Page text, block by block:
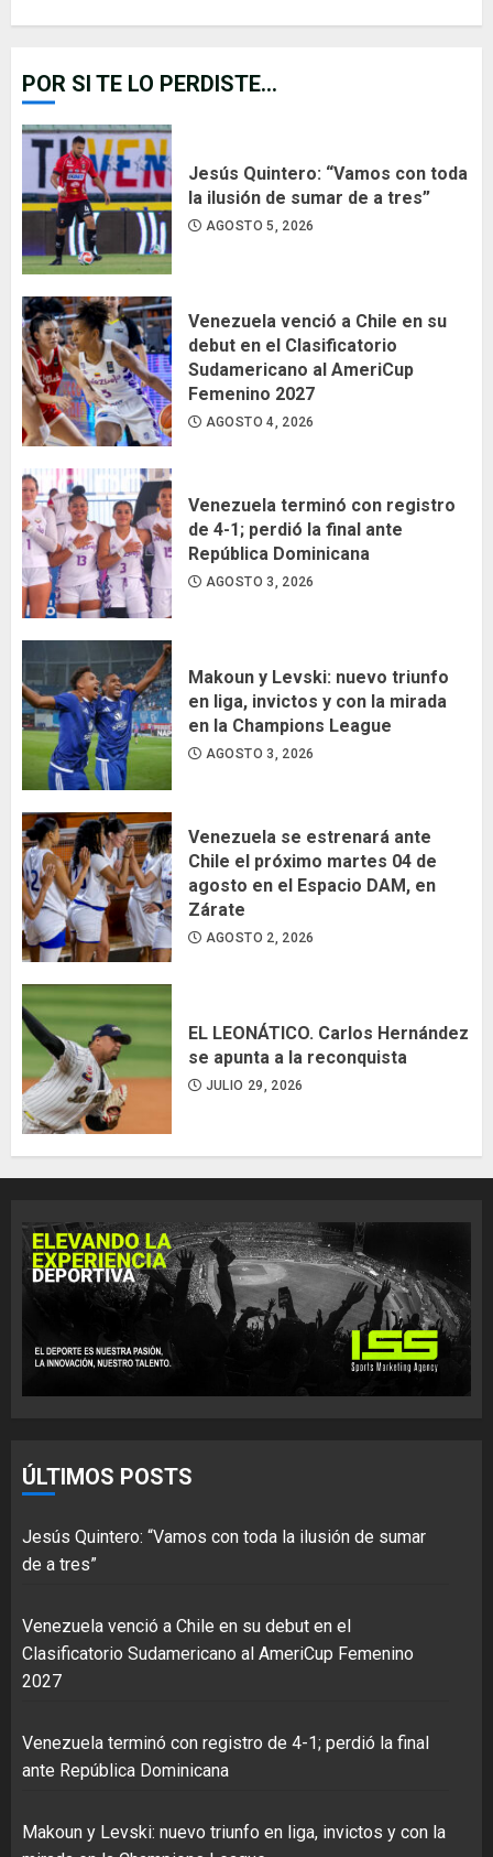
POR SI TE LO PERDISTE...
Jesús Quintero: “Vamos con toda
la ilusión de sumar de a tres”
AGOSTO 5, 2026
Venezuela venció a Chile en su
debut en el Clasificatorio
Sudamericano al AmeriCup
Femenino 2027
AGOSTO 4, 2026
Venezuela terminó con registro
de 4-1; perdió la final ante
República Dominicana
AGOSTO 3, 2026
Makoun y Levski: nuevo triunfo
en liga, invictos y con la mirada
en la Champions League
AGOSTO 3, 2026
Venezuela se estrenará ante
Chile el próximo martes 04 de
agosto en el Espacio DAM, en
Zárate
AGOSTO 2, 2026
EL LEONÁTICO. Carlos Hernández
se apunta a la reconquista
JULIO 29, 2026
ÚLTIMOS POSTS
Jesús Quintero: “Vamos con toda la ilusión de sumar
de a tres”
Venezuela venció a Chile en su debut en el
Clasificatorio Sudamericano al AmeriCup Femenino
2027
Venezuela terminó con registro de 4-1; perdió la final
ante República Dominicana
Makoun y Levski: nuevo triunfo en liga, invictos y con la